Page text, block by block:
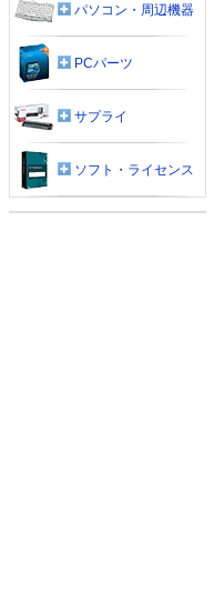
パソコン・周辺機器
PCパーツ
サプライ
ソフト・ライセンス